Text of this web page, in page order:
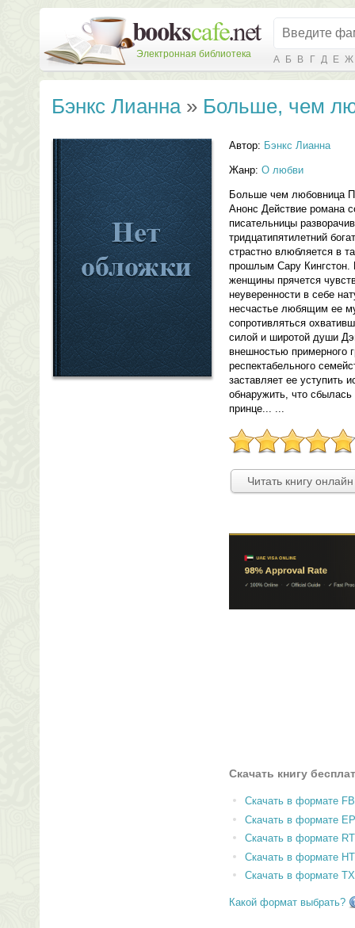
Электронная библиотека А Б В Г Д Е Ж
Бэнкс Лианна» Больше, чем
Автор: Бэнкс Лианна
Жанр: О любви
Больше чем любовница
Анонс Действие романа
писательницы
тридцатипятилетний
страстно влюбляется в
прошлым Сару Кингстон.
женщины прячется
неуверенности в себе
несчастье любящим ее
сопротивляться
силой и широтой души
внешностью примерного
респектабельного
заставляет ее уступить
обнаружить, что
принце... ...
Читать книгу
Скачать книгу
Скачать в формате
Скачать в формате
Скачать в формате
Скачать в формате
Скачать в формате
Какой формат выбрать?